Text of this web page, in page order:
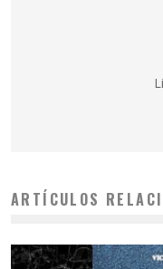
ARTÍCULOS